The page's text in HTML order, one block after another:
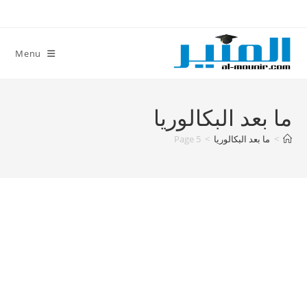
content
Menu
ما بعد البكالوريا
> ما بعد البكالوريا >
Page 5